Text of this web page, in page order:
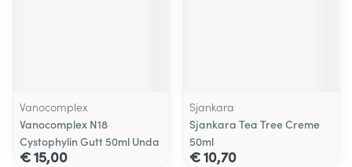
Vanocomplex
Vanocomplex N18
Cystophylin Gutt 50ml Unda
€ 15,00
Sjankara
Sjankara Tea Tree Creme
50ml
€ 10,70